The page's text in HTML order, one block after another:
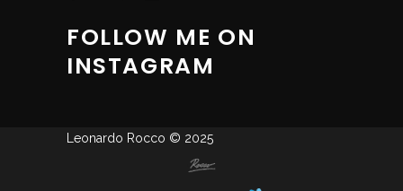
FOLLOW ME ON
INSTAGRAM
Leonardo Rocco © 2025